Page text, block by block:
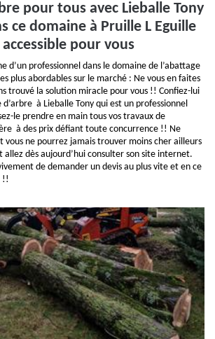
pour tous avec Lieballe Tony
ce domaine à Pruille L Eguille
pour vous
d’un professionnel dans le domaine de l’abattage
plus abordables sur le marché : Ne vous en faites
trouvé la solution miracle pour vous !! Confiez-lui
d’arbre à Lieballe Tony qui est un professionnel
le prendre en main tous vos travaux de
à des prix défiant toute concurrence !! Ne
vous ne pourrez jamais trouver moins cher ailleurs
allez dès aujourd’hui consulter son site internet.
de demander un devis au plus vite et en ce
!!